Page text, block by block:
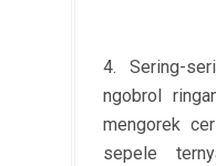
4. Sering-
ngobrol
mengorek
sepele